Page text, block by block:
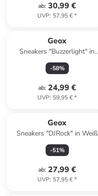
ab: 30,99 €
UVP: 57,95 €*
Geox
Sneakers "Buzzerlight" in
Schwarz/ Rot
-58%
ab: 24,99 €
UVP: 59,95 €*
Geox
Sneakers "DJRock" in Weiß
-51%
ab: 27,99 €
UVP: 57,95 €*